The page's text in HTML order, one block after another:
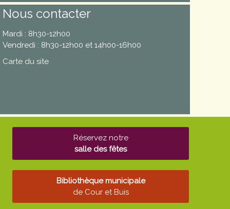
Nous contacter
Mardi : 8h30-12h00
Vendredi : 8h30-12h00 et 14h00-16h00
Carte du site
Réservez notre
salle des fêtes
Bibliothèque municipale
de Cour et Buis